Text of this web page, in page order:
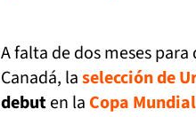
A falta de dos meses
Canadá, laselección de
debuten la Copa